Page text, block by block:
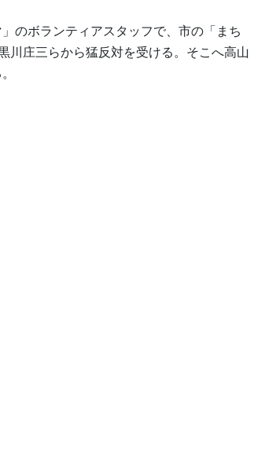
のボランティアスタッフで、市の「まち
川庄三らから猛反対を受ける。そこへ高山